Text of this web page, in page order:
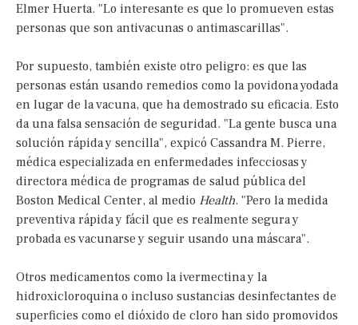
Elmer Huerta. "Lo interesante es que lo promueven estas
personas que son antivacunas o antimascarillas".
Por supuesto, también existe otro peligro: es que las
personas están usando remedios como la povidona yodada
en lugar de la vacuna, que ha demostrado su eficacia. Esto
da una falsa sensación de seguridad. "La gente busca una
solución rápida y sencilla", expicó Cassandra M. Pierre,
médica especializada en enfermedades infecciosas y
directora médica de programas de salud pública del
Boston Medical Center, al medio Health. "Pero la medida
preventiva rápida y fácil que es realmente segura y
probada es vacunarse y seguir usando una máscara".
Otros medicamentos como la ivermectina y la
hidroxicloroquina o incluso sustancias desinfectantes de
superficies como el dióxido de cloro han sido promovidos